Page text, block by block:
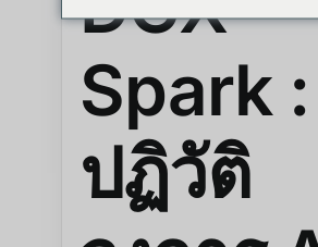
Spark :
ปฏิวัติ